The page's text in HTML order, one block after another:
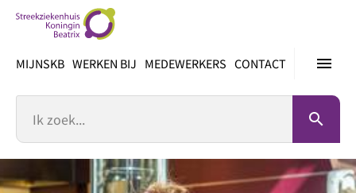
inhoud
menu
MIJNSKB WERKEN BIJ MEDEWERKERS CONTACT
search